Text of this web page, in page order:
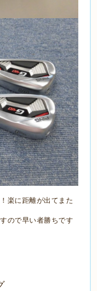
楽に距離が出てまた
ので早い者勝ちです